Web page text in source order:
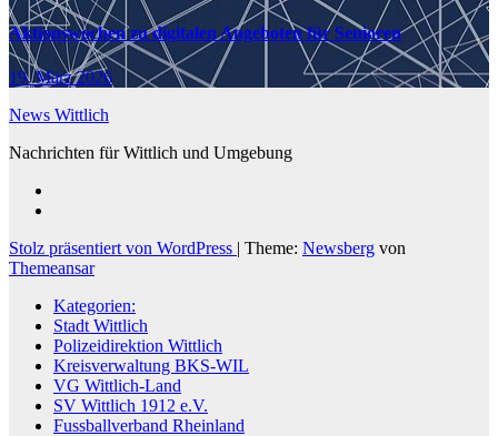
Aktionswochen zu digitalen Angeboten für Senioren
19. März 2026
News Wittlich
Nachrichten für Wittlich und Umgebung
Stolz präsentiert von WordPress | Theme: Newsberg von
Themeansar
Kategorien:
Stadt Wittlich
Polizeidirektion Wittlich
Kreisverwaltung BKS-WIL
VG Wittlich-Land
SV Wittlich 1912 e.V.
Fussballverband Rheinland